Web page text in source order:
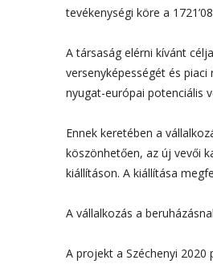
tevékenységi köre a
A társaság elérni kívánt
versenyképességét és
nyugat-európai potenciális
Ennek keretében a
köszönhetően, az új vevői
kiállításon. A kiállítása
A vállalkozás a
A projekt a Széchenyi